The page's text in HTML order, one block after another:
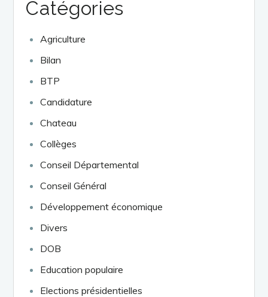
Catégories
Agriculture
Bilan
BTP
Candidature
Chateau
Collèges
Conseil Départemental
Conseil Général
Développement économique
Divers
DOB
Education populaire
Elections présidentielles